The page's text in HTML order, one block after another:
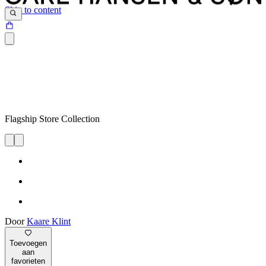
Skip to content
Flagship Store Collection
DoorKaare Klint
Toevoegen
aan
favorieten